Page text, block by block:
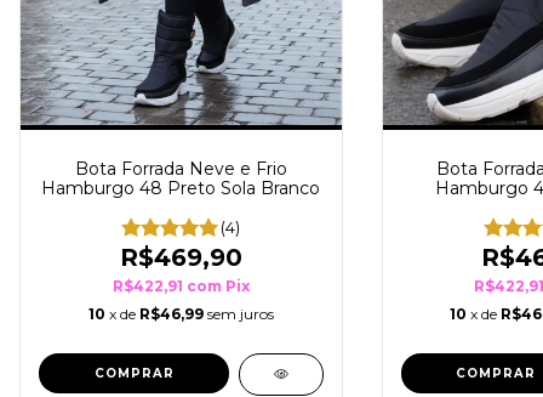
Bota Forrada Neve e Frio
Hamburgo 48 Preto Sola Branco
(4)
R$469,90
R$422,91 com Pix
10 x de R$46,99 sem juros
COMPRAR
Bota
Hamburgo
10 x de
COMPRAR